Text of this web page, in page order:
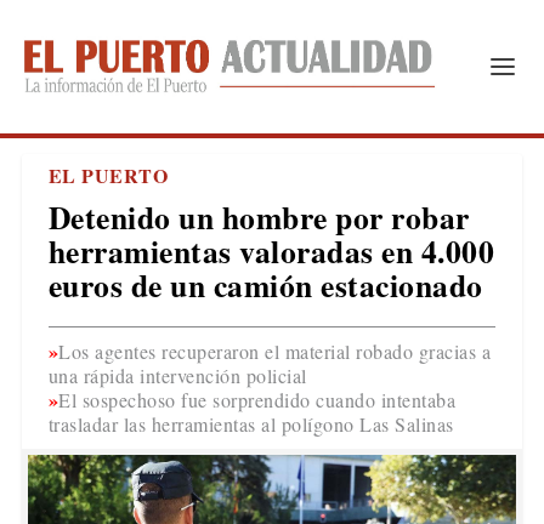
EL PUERTO
Detenido un hombre por robar
herramientas valoradas en 4.000
euros de un camión estacionado
Los agentes recuperaron el material robado gracias a
una rápida intervención policial
El sospechoso fue sorprendido cuando intentaba
trasladar las herramientas al polígono Las Salinas